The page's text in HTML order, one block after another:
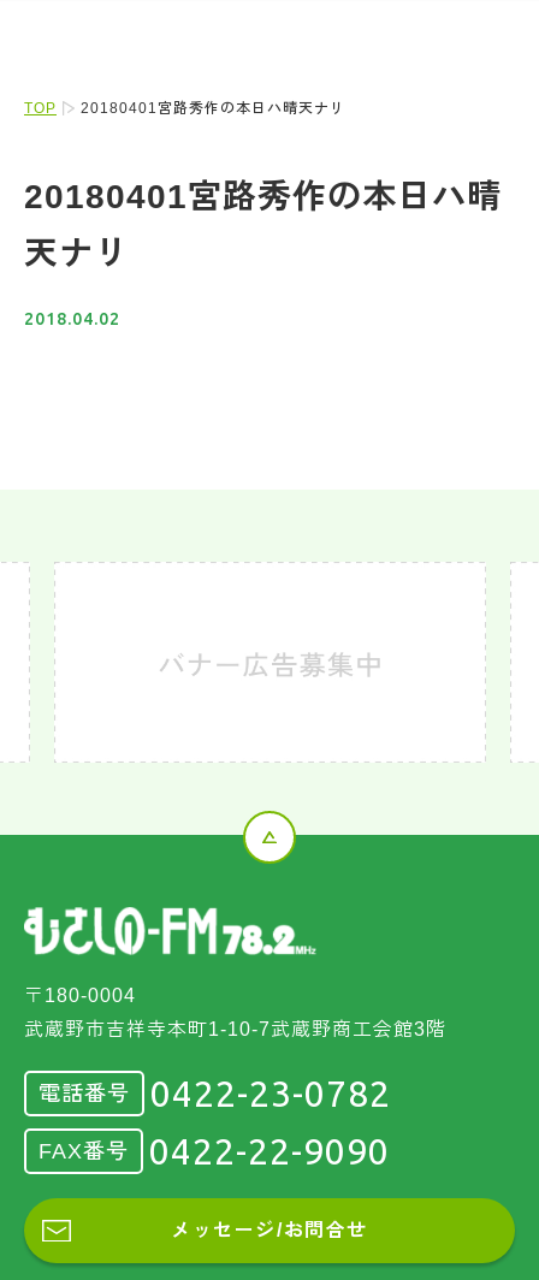
TOP 20180401宮路秀作の本日ハ晴天ナリ
20180401宮路秀作の本日ハ晴
天ナリ
2018.04.02
〒180-0004
武蔵野市吉祥寺本町1-10-7武蔵野商工会館3階
電話番号 0422-23-0782
FAX番号 0422-22-9090
メッセージ/お問合せ